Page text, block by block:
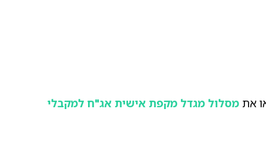
את מסלול מגדל מקפת אישית אג"ח למקבלי